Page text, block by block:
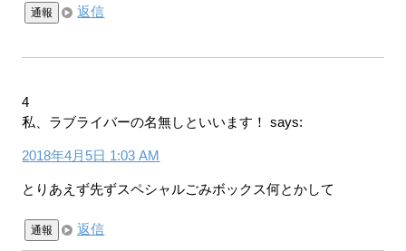
通報 返信
4
私、ラブライバーの名無しといいます！
says:
2018年4月5日 1:03 AM
とりあえず先ずスペシャルごみボックス何とかして
通報 返信